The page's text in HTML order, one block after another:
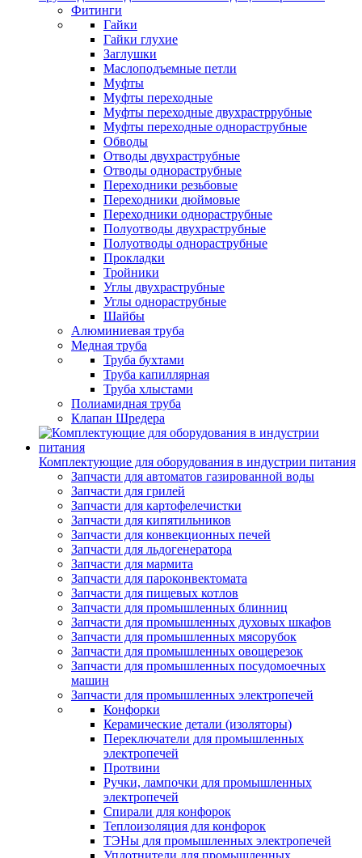
Фитинги
Гайки
Гайки глухие
Заглушки
Маслоподъемные петли
Муфты
Муфты переходные
Муфты переходные двухрастррубные
Муфты переходные однораструбные
Обводы
Отводы двухраструбные
Отводы однораструбные
Переходники резьбовые
Переходники дюймовые
Переходники однораструбные
Полуотводы двухраструбные
Полуотводы однораструбные
Прокладки
Тройники
Углы двухраструбные
Углы однораструбные
Шайбы
Алюминиевая труба
Медная труба
Труба бухтами
Труба капиллярная
Труба хлыстами
Полиамидная труба
Клапан Шредера
Комплектующие для оборудования в индустрии питания
Запчасти для автоматов газированной воды
Запчасти для грилей
Запчасти для картофелечистки
Запчасти для кипятильников
Запчасти для конвекционных печей
Запчасти для льдогенератора
Запчасти для мармита
Запчасти для пароконвектомата
Запчасти для пищевых котлов
Запчасти для промышленных блинниц
Запчасти для промышленных духовых шкафов
Запчасти для промышленных мясорубок
Запчасти для промышленных овощерезок
Запчасти для промышленных посудомоечных
машин
Запчасти для промышленных электропечей
Конфорки
Керамические детали (изоляторы)
Переключатели для промышленных
электропечей
Протвини
Ручки, лампочки для промышленных
электропечей
Спирали для конфорок
Теплоизоляция для конфорок
ТЭНы для промышленных электропечей
Уплотнители для промышленных